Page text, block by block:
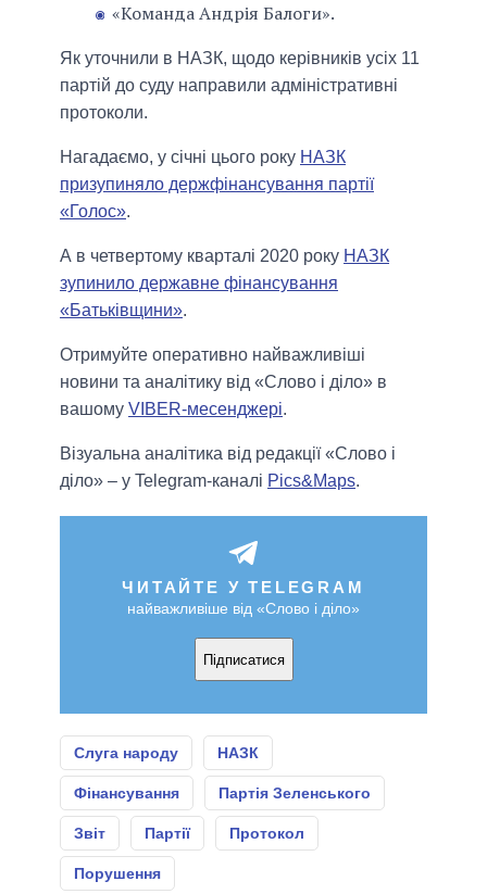
«Команда Андрія Балоги».
Як уточнили в НАЗК, щодо керівників усіх 11
партій до суду направили адміністративні
протоколи.
Нагадаємо, у січні цього року НАЗК
призупиняло держфінансування партії
«Голос».
А в четвертому кварталі 2020 року НАЗК
зупинило державне фінансування
«Батьківщини».
Отримуйте оперативно найважливіші
новини та аналітику від «Слово і діло» в
вашому VIBER-месенджері.
Візуальна аналітика від редакції «Слово і
діло» – у Telegram-каналі Pics&Maps.
ЧИТАЙТЕ У TELEGRAM
найважливіше від «Слово і діло»
Підписатися
Слуга народу НАЗК
Фінансування Партія Зеленського
Звіт Партії Протокол
Порушення